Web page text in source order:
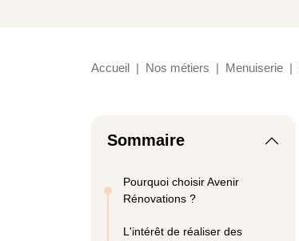
Accueil Nos métiers Menuiserie
Sommaire
Pourquoi choisir Avenir
Rénovations ?
L'intérêt de réaliser des